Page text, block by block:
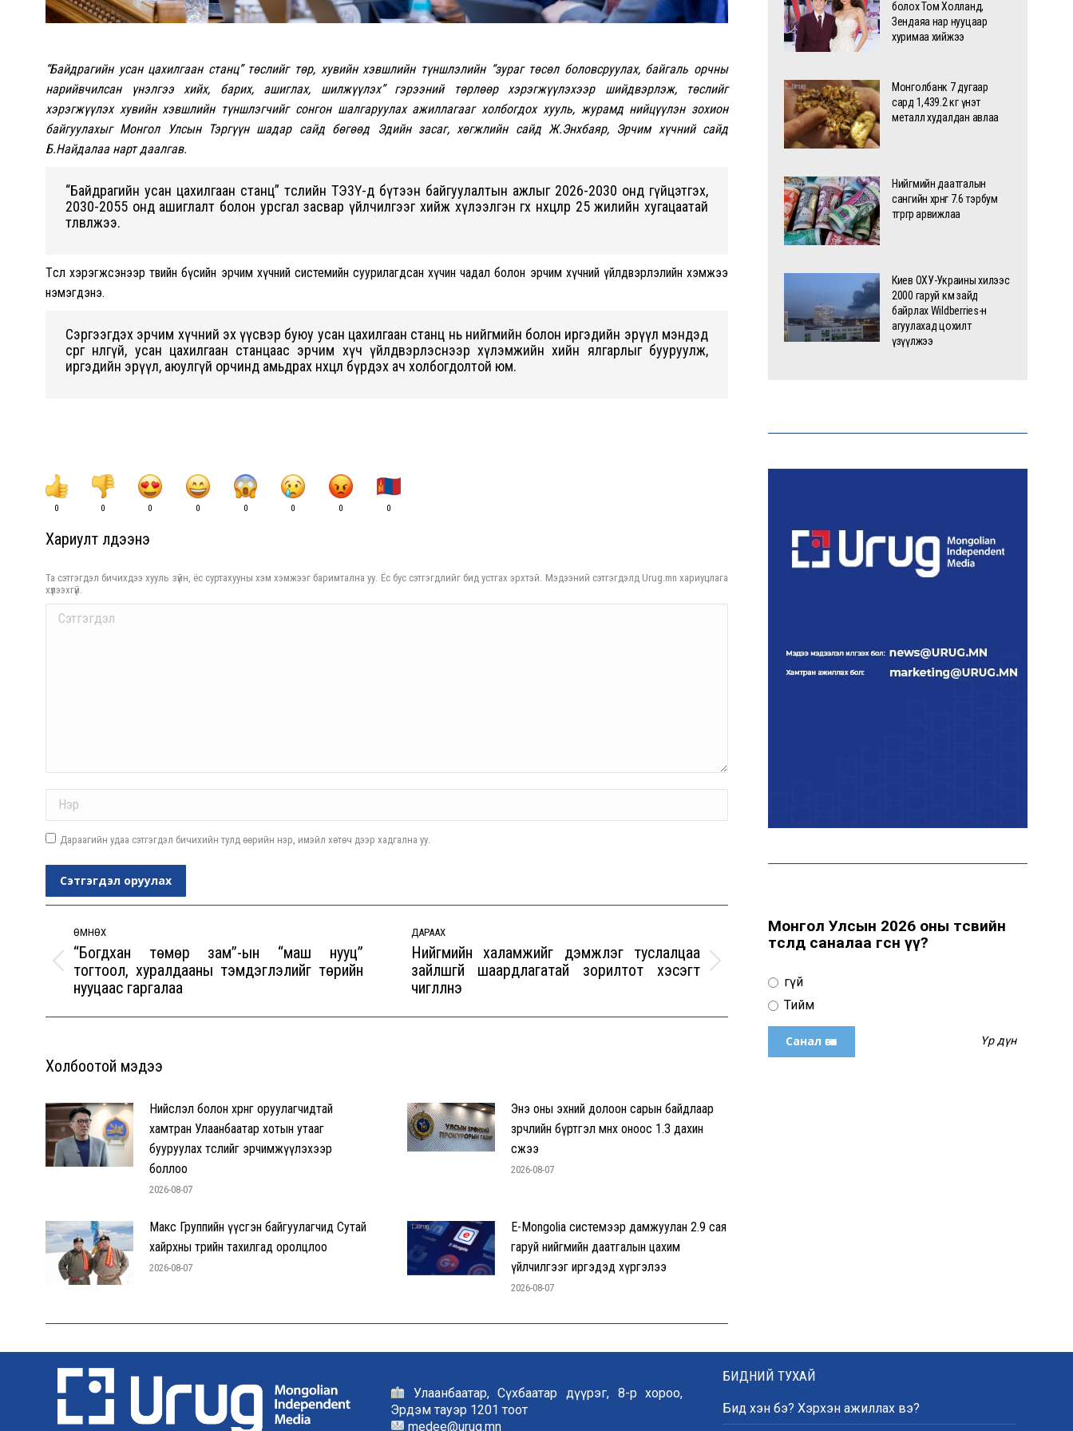
“Байдрагийн усан цахилгаан станц” төслийг төр, хувийн хэвшлийн түншлэлийн “зураг төсөл боловсруулах, байгаль орчны
нарийвчилсан үнэлгээ хийх, барих, ашиглах, шилжүүлэх” гэрээний төрлөөр хэрэгжүүлэхээр шийдвэрлэж, төслийг
хэрэгжүүлэх хувийн хэвшлийн түншлэгчийг сонгон шалгаруулах ажиллагааг холбогдох хууль, журамд нийцүүлэн зохион
байгуулахыг Монгол Улсын Тэргүүн шадар сайд бөгөөд Эдийн засаг, хөгжлийн сайд Ж.Энхбаяр, Эрчим хүчний сайд
Б.Найдалаа нарт даалгав.
“Байдрагийн усан цахилгаан станц” төслийн ТЭ3Ү-д бүтээн байгуулалтын ажлыг 2026-2030 онд гүйцэтгэх,
2030-2055 онд ашиглалт болон урсгал засвар үйлчилгээг хийж хүлээлгэн өгөх нөхцөлөөр 25 жилийн хугацаатай
төлөвлөжээ.
Төсөл хэрэгжсэнээр төвийн бүсийн эрчим хүчний системийн суурилагдсан хүчин чадал болон эрчим хүчний үйлдвэрлэлийн хэмжээ
нэмэгдэнэ.
Сэргээгдэх эрчим хүчний эх үүсвэр буюу усан цахилгаан станц нь нийгмийн болон иргэдийн эрүүл мэндэд
сөрөг нөлөөгүй, усан цахилгаан станцаас эрчим хүч үйлдвэрлэснээр хүлэмжийн хийн ялгарлыг бууруулж,
иргэдийн эрүүл, аюулгүй орчинд амьдрах нөхцөл бүрдэх ач холбогдолтой юм.
0 0 0 0 0 0 0 0
Хариулт үлдээнэ үү
Та сэтгэгдэл бичихдээ хууль зүйн, ёс суртахууны хэм хэмжээг баримтална уу. Ёс бус сэтгэгдлийг бид устгах эрхтэй. Мэдээний сэтгэгдэлд Urug.mn хариуцлага
хүлээхгүй.
Comment
Дараагийн удаа сэтгэгдэл бичихийн тулд өөрийн нэр, имэйл хөтөч дээр хадгална уу.
Сэтгэгдэл оруулах
navigation
ӨМНӨХ
Previous
post:
“Богдхан төмөр зам”-ын “маш нууц”
тогтоол, хуралдааны тэмдэглэлийг төрийн
нууцаас гаргалаа
ДАРААХ
Next
post:
Нийгмийн халамжийг дэмжлэг туслалцаа
зайлшгүй шаардлагатай зорилтот хэсэгт
чиглүүлнэ
Холбоотой мэдээ
Нийслэл болон хөрөнгө оруулагчидтай
хамтран Улаанбаатар хотын утааг
бууруулах төслийг эрчимжүүлэхээр
боллоо
2026-08-07
Энэ оны эхний долоон сарын байдлаар
зөрчлийн бүртгэл өмнөх оноос 1.3 дахин
өсжээ
2026-08-07
Макс Группийн үүсгэн байгуулагчид Сутай
хайрхны төрийн тахилгад оролцлоо
2026-08-07
E-Mongolia системээр дамжуулан 2.9 сая
гаруй нийгмийн даатгалын цахим
үйлчилгээг иргэдэд хүргэлээ
2026-08-07
болох Том Холланд,
Зендаяа нар нууцаар
хуримаа хийжээ
Монголбанк 7 дугаар
сард 1,439.2 кг үнэт
металл худалдан авлаа
Нийгмийн даатгалын
сангийн хөрөнгө 7.6 тэрбум
төгрөгөөр арвижлаа
Киев ОХУ-Украины хилээс
2000 гаруй км зайд
байрлах Wildberries-н
агуулахад цохилт
үзүүлжээ
шүүхэд шилжүүлжээ
Шатахууны нийлүүлэлт
Монгол Улсын 2026 оны төсвийн
төсөлд саналаа өгсөн үү?
Үгүй
Тийм
Үр дүн
Улаанбаатар, Сүхбаатар дүүрэг, 8-р хороо,
Эрдэм тауэр 1201 тоот
medee@urug.mn
БИДНИЙ ТУХАЙ
Бид хэн бэ? Хэрхэн ажиллах вэ?